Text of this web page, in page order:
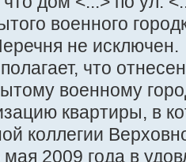
военного
не исключен.
что
военному
квартиры, в
коллегии
2009 года в